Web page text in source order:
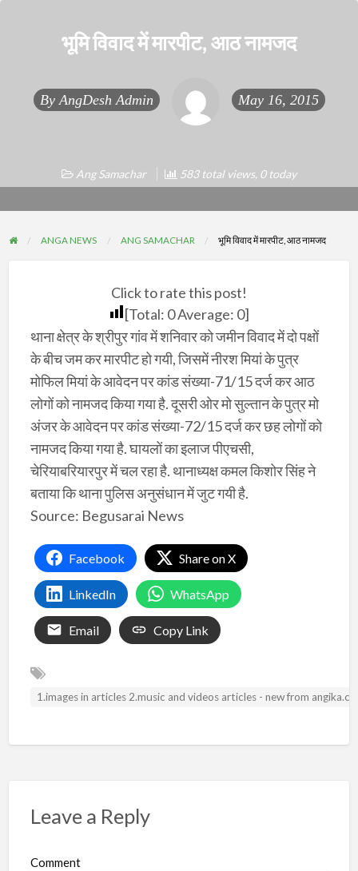
भूमि विवाद में मारपीट, आठ नामजद
By AngDesh Admin May 16, 2015
Ang Samachar 583 total views, 0 today
ANGA NEWS ANG SAMACHAR भूमि विवाद में मारपीट, आठ नामजद
Click to rate this post!
[Total: 0Average: 0]
थाना क्षेत्र के श्रीपुर गांव में शनिवार को जमीन विवाद में दो पक्षों
के बीच जम कर मारपीट हो गयी, जिसमें नीरश मियां के पुत्र
मोफिल मियां के आवेदन पर कांड संख्या-71/15 दर्ज कर आठ
लोगों को नामजद किया गया है. दूसरी ओर मो सुल्तान के पुत्र मो
अंजर के आवेदन पर कांड संख्या-72/15 दर्ज कर छह लोगों को
नामजद किया गया है. घायलों का इलाज पीएचसी,
चेरियाबरियारपुर में चल रहा है. थानाध्यक्ष कमल किशोर सिंह ने
बताया कि थाना पुलिस अनुसंधान में जुट गयी है.
Source: Begusarai News
Facebook Share on X
LinkedIn WhatsApp
Email Copy Link
1.images in articles 2.music and videos articles - new from
Leave a Reply
Comment